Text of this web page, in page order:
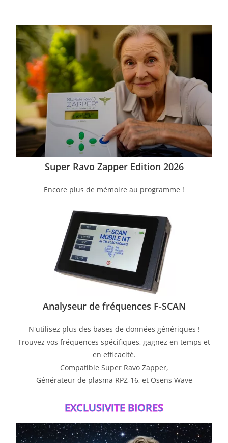
Super Ravo Zapper Edition 2026
Encore plus de mémoire au programme !
Analyseur de fréquences F-SCAN
N'utilisez plus des bases de données génériques !
Trouvez vos fréquences spécifiques, gagnez en temps et
en efficacité.
Compatible Super Ravo Zapper,
Générateur de plasma RPZ-16, et Osens Wave
EXCLUSIVITE BIORES